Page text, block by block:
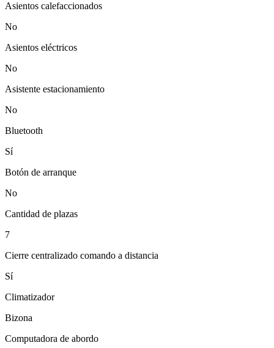
Asientos calefaccionados
No
Asientos eléctricos
No
Asistente estacionamiento
No
Bluetooth
Sí
Botón de arranque
No
Cantidad de plazas
7
Cierre centralizado comando a distancia
Sí
Climatizador
Bizona
Computadora de abordo